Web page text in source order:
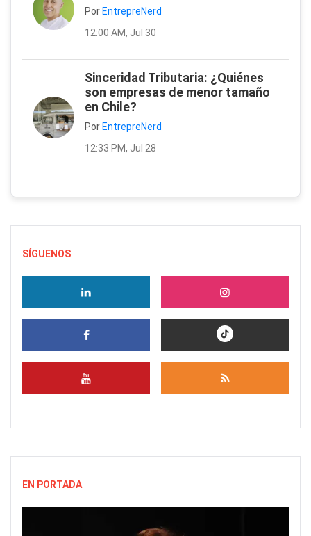
Por EntrepreNerd
12:00 AM, Jul 30
Sinceridad Tributaria: ¿Quiénes
son empresas de menor tamaño
en Chile?
Por EntrepreNerd
12:33 PM, Jul 28
SÍGUENOS
EN PORTADA